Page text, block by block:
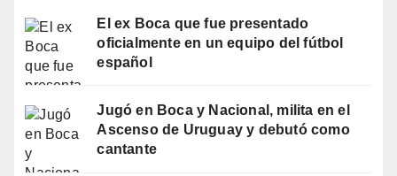
El ex Boca que fue presentado
oficialmente en un equipo del fútbol
español
Jugó en Boca y Nacional, milita en el
Ascenso de Uruguay y debutó como
cantante